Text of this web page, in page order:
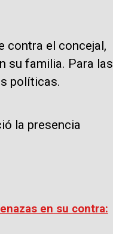
contra el concejal,
su familia. Para las
políticas.
la presencia
en su contra: